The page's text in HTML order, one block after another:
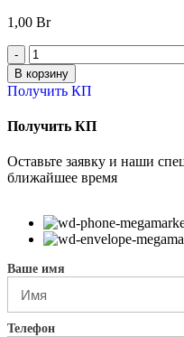
1,00 Br
В корзину
Получить КП
Получить КП
Оставьте заявку и наши
ближайшее время
Ваше имя
Телефон